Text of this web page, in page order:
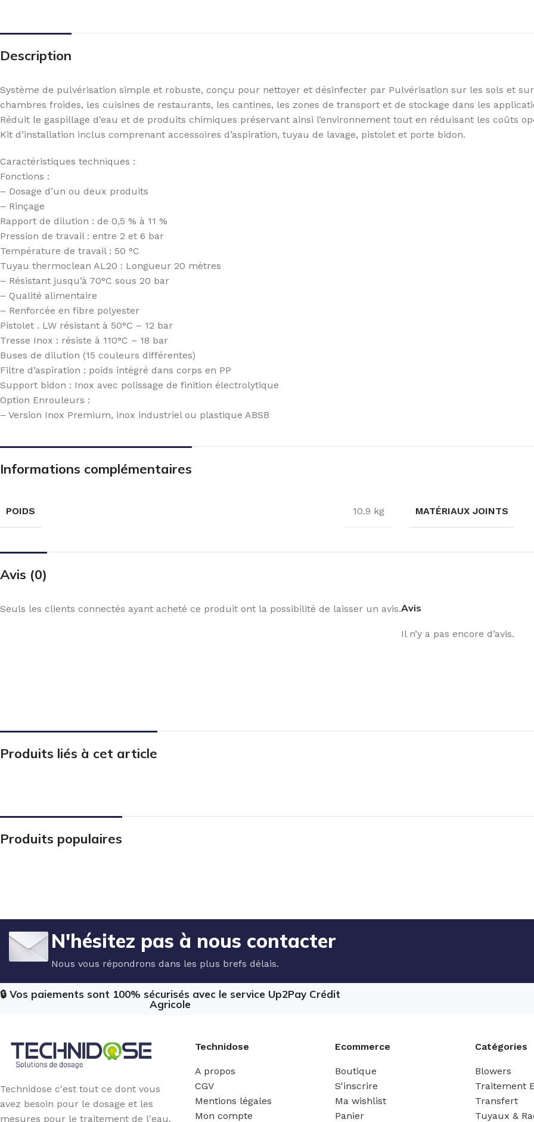
Description
Système de pulvérisation simple et robuste, conçu pour nettoyer et désinfecter par Pulvérisation sur les sols et
chambres froides, les cuisines de restaurants, les cantines, les zones de transport et de stockage dans les
Réduit le gaspillage d’eau et de produits chimiques préservant ainsi l’environnement tout en réduisant les coûts
Kit d’installation inclus comprenant accessoires d’aspiration, tuyau de lavage, pistolet et porte bidon.
Caractéristiques techniques :
Fonctions :
– Dosage d’un ou deux produits
– Rinçage
Rapport de dilution : de 0,5 % à 11 %
Pression de travail : entre 2 et 6 bar
Température de travail : 50 °C
Tuyau thermoclean AL20 : Longueur 20 mètres
– Résistant jusqu’à 70°C sous 20 bar
– Qualité alimentaire
– Renforcée en fibre polyester
Pistolet . LW résistant à 50°C – 12 bar
Tresse Inox : résiste à 110°C – 18 bar
Buses de dilution (15 couleurs différentes)
Filtre d’aspiration : poids intégré dans corps en PP
Support bidon : Inox avec polissage de finition électrolytique
Option Enrouleurs :
– Version Inox Premium, inox industriel ou plastique ABSB
Informations complémentaires
POIDS 10.9 kg MATÉRIAUX JOINTS
Avis (0)
Avis
Il n’y a pas encore d’avis.
Seuls les clients connectés ayant acheté ce produit ont la possibilité de laisser un avis.
Produits liés à cet article
Produits populaires
N'hésitez pas à nous contacter
Nous vous répondrons dans les plus brefs délais.
🔒 Vos paiements sont 100% sécurisés avec le service Up2Pay Crédit
Agricole
Technidose c'est tout ce dont vous
avez besoin pour le dosage et les
mesures pour le traitement de l'eau.
Technidose
A propos
CGV
Mentions légales
Mon compte
Ecommerce
Boutique
S'inscrire
Ma wishlist
Panier
Catégories
Blowers
Traitement
Transfert
Tuyaux &